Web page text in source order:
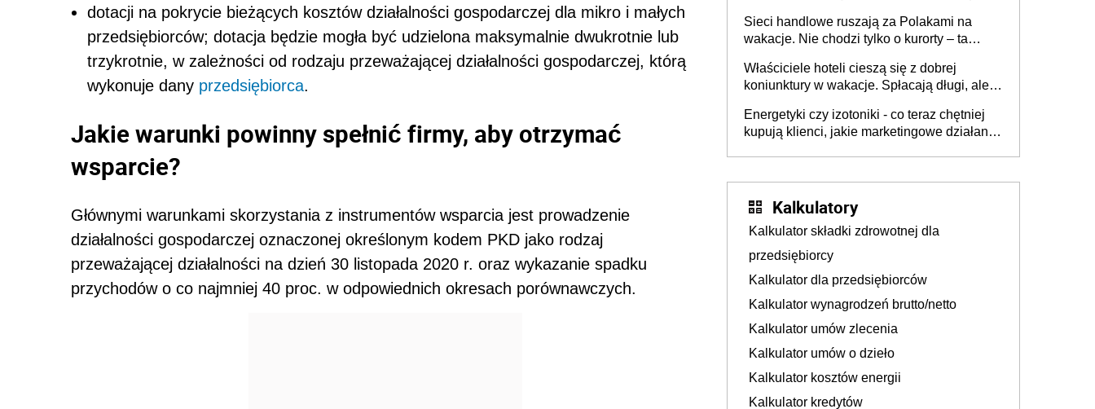
dotacji na pokrycie bieżących kosztów działalności gospodarczej dla mikro i małych
przedsiębiorców; dotacja będzie mogła być udzielona maksymalnie dwukrotnie lub
trzykrotnie, w zależności od rodzaju przeważającej działalności gospodarczej, którą
wykonuje dany przedsiębiorca.
Jakie warunki powinny spełnić firmy, aby otrzymać
wsparcie?
Głównymi warunkami skorzystania z instrumentów wsparcia jest prowadzenie
działalności gospodarczej oznaczonej określonym kodem PKD jako rodzaj
przeważającej działalności na dzień 30 listopada 2020 r. oraz wykazanie spadku
przychodów o co najmniej 40 proc. w odpowiednich okresach porównawczych.
Sieci handlowe ruszają za Polakami na
wakacje. Nie chodzi tylko o kurorty – ta
tam, gdzie wielu spędzi urlop po cichu
Właściciele hoteli cieszą się z dobrej
koniunktury w wakacje. Spłacają długi, ale
Energetyki czy izotoniki - co teraz chętniej
kupują klienci, jakie marketingowe działania
Kalkulatory
Kalkulator składki zdrowotnej dla
przedsiębiorcy
Kalkulator dla przedsiębiorców
Kalkulator wynagrodzeń brutto/netto
Kalkulator umów zlecenia
Kalkulator umów o dzieło
Kalkulator kosztów energii
Kalkulator kredytów